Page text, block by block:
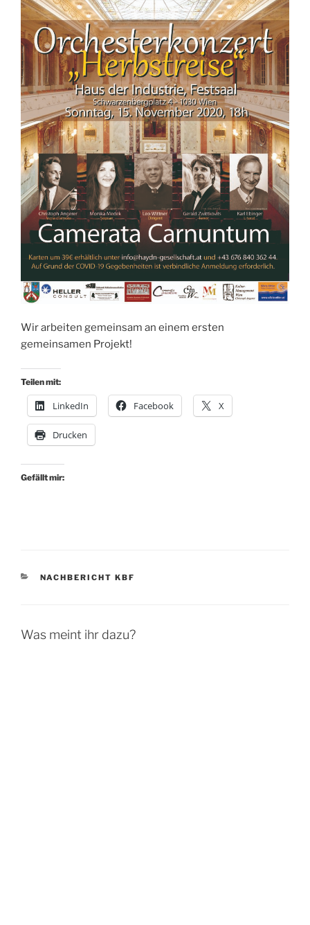
Wir arbeiten gemeinsam an einem ersten
gemeinsamen Projekt!
Teilen mit:
LinkedIn Facebook X
Drucken
Gefällt mir:
KATEGORIEN
NACHBERICHT KBF
Was meint ihr dazu?